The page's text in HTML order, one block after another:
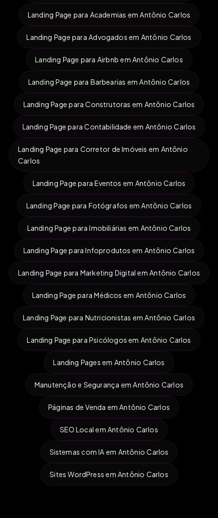
Landing Page para Academias em Antônio Carlos
Landing Page para Advogados em Antônio Carlos
Landing Page para Airbnb em Antônio Carlos
Landing Page para Barbearias em Antônio Carlos
Landing Page para Construtoras em Antônio Carlos
Landing Page para Contabilidade em Antônio Carlos
Landing Page para Corretor de Imóveis em Antônio
Carlos
Landing Page para Eventos em Antônio Carlos
Landing Page para Fotógrafos em Antônio Carlos
Landing Page para Imobiliárias em Antônio Carlos
Landing Page para Infoprodutos em Antônio Carlos
Landing Page para Marketing Digital em Antônio Carlos
Landing Page para Médicos em Antônio Carlos
Landing Page para Nutricionistas em Antônio Carlos
Landing Page para Psicólogos em Antônio Carlos
Landing Pages em Antônio Carlos
Manutenção e Segurança em Antônio Carlos
Páginas de Venda em Antônio Carlos
SEO Local em Antônio Carlos
Sistemas com IA em Antônio Carlos
Sites WordPress em Antônio Carlos